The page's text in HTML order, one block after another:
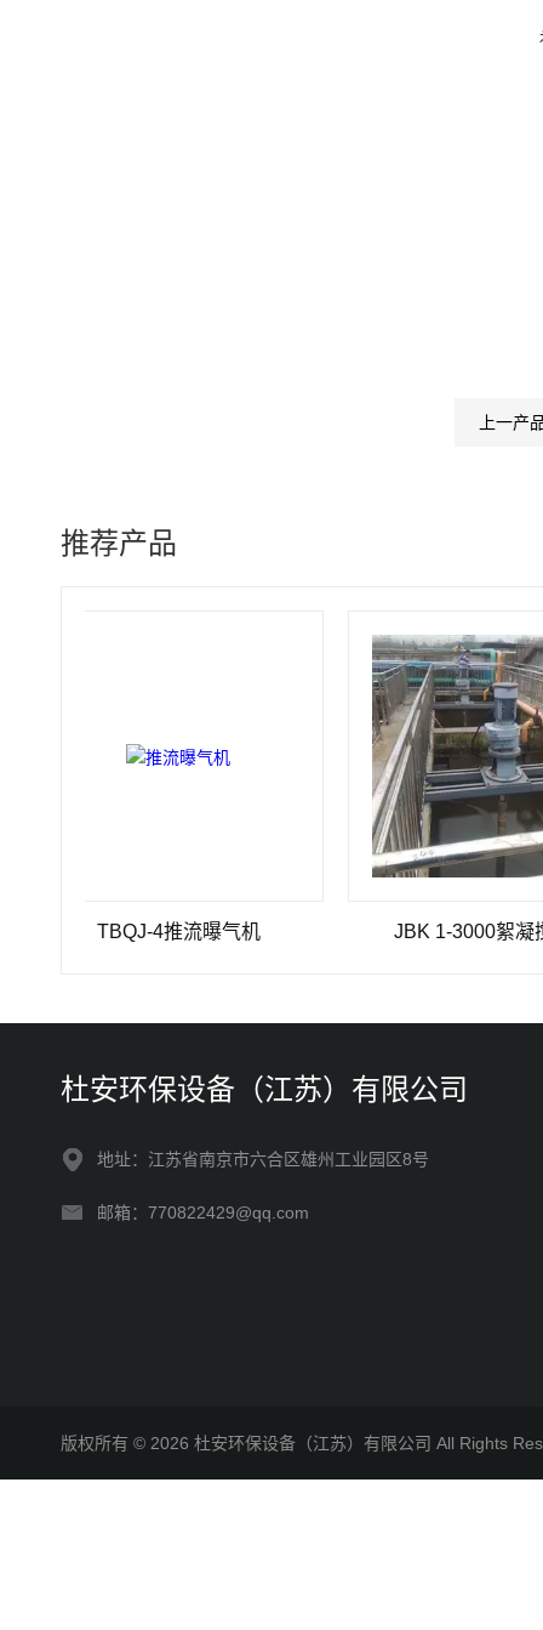
上一产
推荐产品
TBQJ-4推流曝气机 JBK 1-3000絮凝搅拌机
杜安环保设备（江苏）有限公司
地址：江苏省南京市六合区雄州工业园区8号
邮箱：770822429@qq.com
版权所有 © 2026 杜安环保设备（江苏）有限公司 All Rights